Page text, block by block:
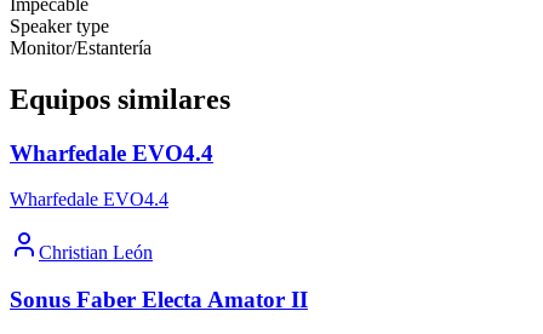
Speaker type
Monitor/Estantería
Equipos similares
Wharfedale EVO4.4
Wharfedale EVO4.4
Christian León
Sonus Faber Electa Amator II